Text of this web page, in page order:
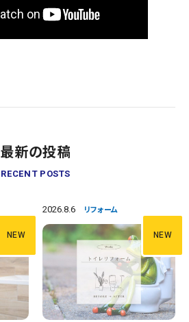
最新の投稿
RECENT POSTS
NEW
2026.8.6 リフォーム
NEW